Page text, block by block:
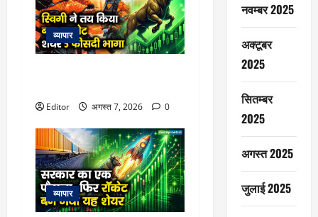
व्यापार
Editor अगस्त 7, 2026 0
व्यापार
नवम्बर 2025
अक्टूबर
2025
सितम्बर
2025
अगस्त 2025
जुलाई 2025